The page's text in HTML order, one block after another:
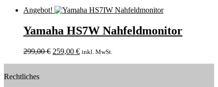
Angebot!
Yamaha HS7W Nahfeldmonitor
299,00€ 259,00 € inkl. MwSt.
Rechtliches